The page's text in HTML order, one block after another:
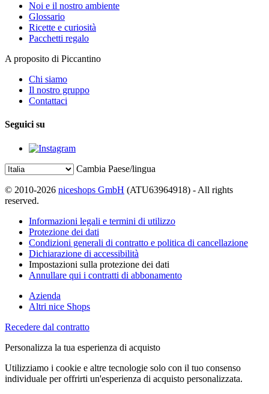
Noi e il nostro ambiente
Glossario
Ricette e curiosità
Pacchetti regalo
A proposito di Piccantino
Chi siamo
Il nostro gruppo
Contattaci
Seguici su
Cambia Paese/lingua
© 2010-2026 niceshops GmbH (ATU63964918) - All rights
reserved.
Informazioni legali e termini di utilizzo
Protezione dei dati
Condizioni generali di contratto e politica di cancellazione
Dichiarazione di accessibilità
Impostazioni sulla protezione dei dati
Annullare qui i contratti di abbonamento
Azienda
Altri nice Shops
Recedere dal contratto
Personalizza la tua esperienza di acquisto
Utilizziamo i cookie e altre tecnologie solo con il tuo consenso
individuale per offrirti un'esperienza di acquisto personalizzata.